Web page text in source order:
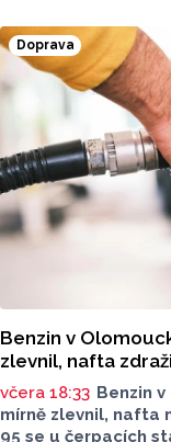
Doprava
Benzin v
zlevnil, nafta
včera 18:33 Benzin
mírně zlevnil, nafta
95 se u čerpacích